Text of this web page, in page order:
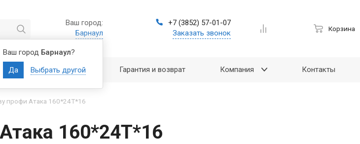
Ваш город:
Барнаул
Ваш город Барнаул?
Да
Выбрать другой
+7 (3852) 57-01-07
Заказать звонок
Корзина
Полезно знать Гарантия и возврат Компания Контакты
профи Атака 160*24T*16
160*24T*16